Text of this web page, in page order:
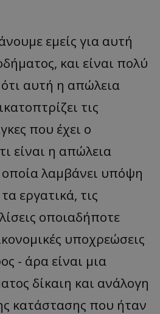
εμείς για αυτή
και είναι πολύ
αυτή η απώλεια
τις
που έχει ο
είναι η απώλεια
λαμβάνει υπόψη
εργατικά, τις
οποιαδήποτε
υποχρεώσεις
- άρα είναι μια
δίκαιη και ανάλογη
κατάστασης που ήταν